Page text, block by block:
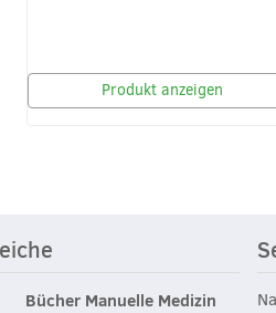
Produkt anzeigen
Bücher Manuelle Medizin